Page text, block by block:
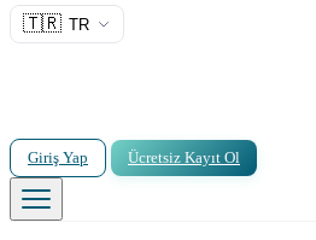
🇹🇷 TR
Giriş Yap Ücretsiz Kayıt Ol